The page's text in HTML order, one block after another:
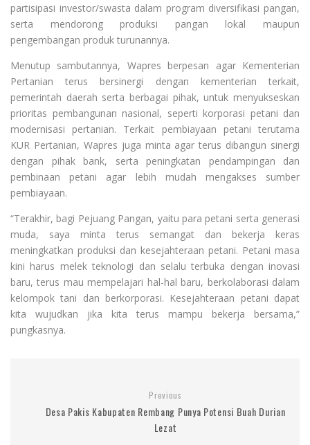
partisipasi investor/swasta dalam program diversifikasi pangan,
serta mendorong produksi pangan lokal maupun
pengembangan produk turunannya.
Menutup sambutannya, Wapres berpesan agar Kementerian
Pertanian terus bersinergi dengan kementerian terkait,
pemerintah daerah serta berbagai pihak, untuk menyukseskan
prioritas pembangunan nasional, seperti korporasi petani dan
modernisasi pertanian. Terkait pembiayaan petani terutama
KUR Pertanian, Wapres juga minta agar terus dibangun sinergi
dengan pihak bank, serta peningkatan pendampingan dan
pembinaan petani agar lebih mudah mengakses sumber
pembiayaan.
“Terakhir, bagi Pejuang Pangan, yaitu para petani serta generasi
muda, saya minta terus semangat dan bekerja keras
meningkatkan produksi dan kesejahteraan petani. Petani masa
kini harus melek teknologi dan selalu terbuka dengan inovasi
baru, terus mau mempelajari hal-hal baru, berkolaborasi dalam
kelompok tani dan berkorporasi. Kesejahteraan petani dapat
kita wujudkan jika kita terus mampu bekerja bersama,”
pungkasnya.
Previous
Desa Pakis Kabupaten Rembang Punya Potensi Buah Durian
Lezat